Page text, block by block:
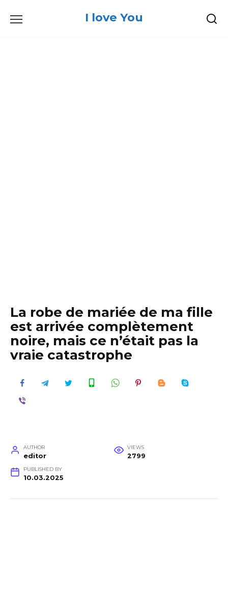
I love You
La robe de mariée de ma fille
est arrivée complètement
noire, mais ce n’était pas la
vraie catastrophe
AUTHOR
editor
VIEWS
2799
PUBLISHED BY
10.03.2025